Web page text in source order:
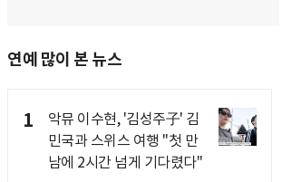
연예 많이 본 뉴스
1
악뮤 이수현, '김성주子' 김
민국과 스위스 여행 "첫 만
남에 2시간 넘게 기다렸다"